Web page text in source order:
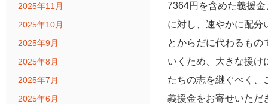
2025年11月
2025年10月
2025年9月
2025年8月
2025年7月
2025年6月
7364円を含めた義援
に対し、速やかに配分
とからだに代わるもの
いくため、大きな援け
たちの志を継ぐべく、
義援金をお寄せいただ